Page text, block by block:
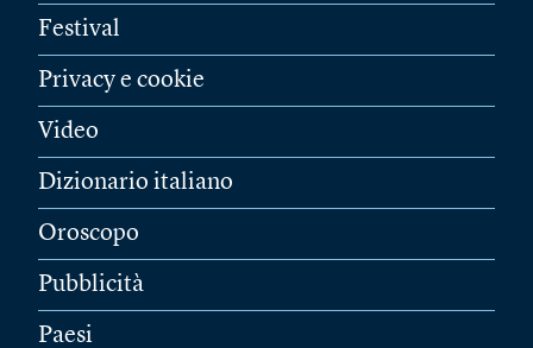
Festival
Privacy e cookie
Video
Dizionario italiano
Oroscopo
Pubblicità
Paesi